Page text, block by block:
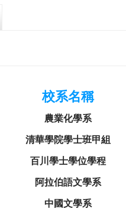
校系名稱
農業化學系
清華學院學士班甲組
百川學士學位學程
阿拉伯語文學系
中國文學系